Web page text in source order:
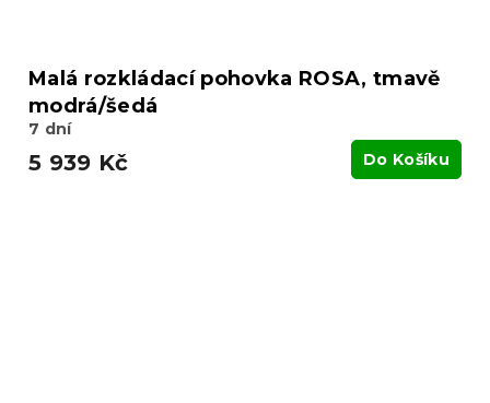
Malá rozkládací pohovka ROSA, tmavě
modrá/šedá
7 dní
5 939 Kč Do Košíku